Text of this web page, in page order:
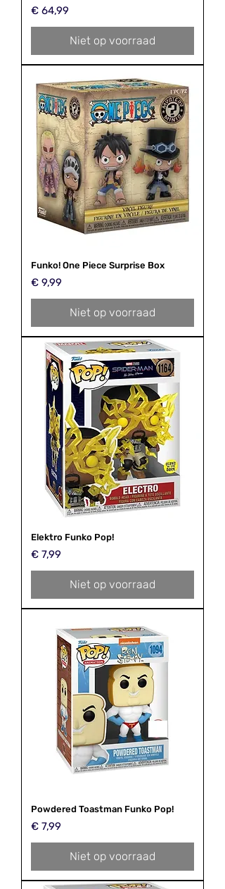
Prijs
€ 64,99
Niet op voorraad
Funko! One Piece Surprise Box
Prijs
€ 9,99
Niet op voorraad
Elektro Funko Pop!
Prijs
€ 7,99
Niet op voorraad
Powdered Toastman Funko Pop!
Prijs
€ 7,99
Niet op voorraad